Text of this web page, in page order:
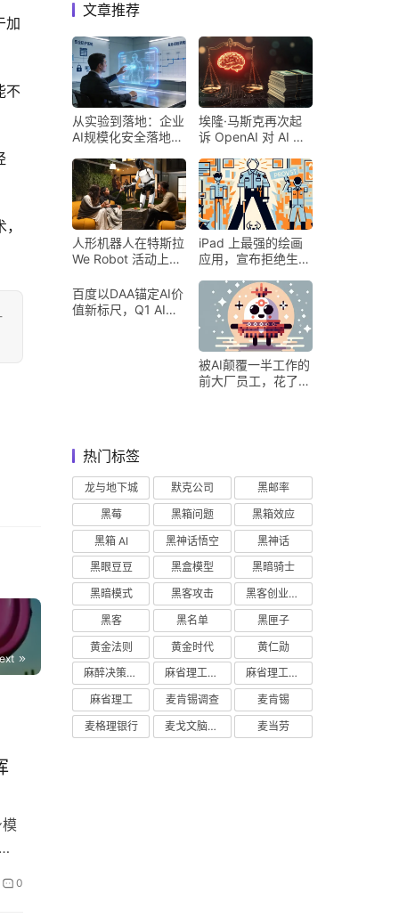
加
不
0
文章推荐
从实验到落地：企业
AI规模化安全落地的
埃隆·马斯克再次起
诉 OpenAI 对 AI 行
人形机器人在特斯拉
We Robot 活动上为
iPad 上最强的绘画
应用，宣布拒绝生成
百度以DAA锚定AI价
值新标尺，Q1 AI营
被AI颠覆一半工作的
前大厂员工，花了8
热门标签
龙与地下城 默克公司
黑邮率
黑莓
黑箱问题
黑箱效应
黑箱 AI
黑神话悟空
黑神话
黑眼豆豆
黑盒模型
黑暗骑士
黑暗模式
黑客攻击
黑客创业主义
黑客
黑名单
黑匣子
黄金法则
黄金时代
黄仁勋
麻醉决策支持
麻省理工学院研究
麻省理工学院
麻省理工
麦肯锡调查
麦肯锡
麦格理银行
麦戈文脑研究所 麦当劳